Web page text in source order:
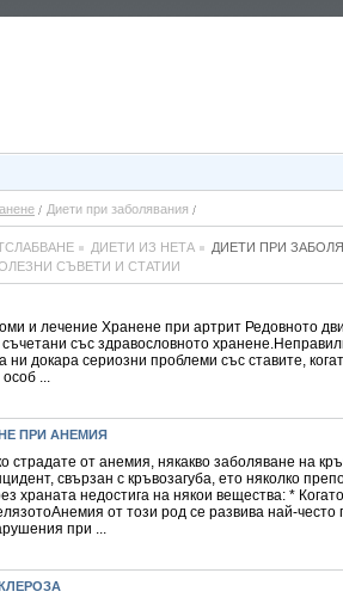
Диети при заболявания
ДИЕТИ ИЗ НЕТА
ДИЕТИ ПРИ
СЪВЕТИ И СТАТИИ
и лечение Хранене при артрит Редовното
със здравословното
ни докара сериозни проблеми със ставите,
...
ПРИ АНЕМИЯ
страдате от анемия, някакво заболяване на
свързан с кръвозагуба, ето няколко
храната недостига на някои вещества: *
от този род се развива най-
при ...